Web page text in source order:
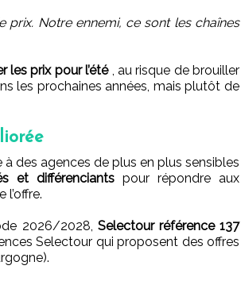
prix. Notre ennemi, ce sont les chaînes
les prix pour l’été, au risque de brouiller
les prochaines années, mais plutôt de
des agences de plus en plus sensibles
et différenciants pour répondre aux
2026/2028, Selectour référence 137
Selectour qui proposent des offres